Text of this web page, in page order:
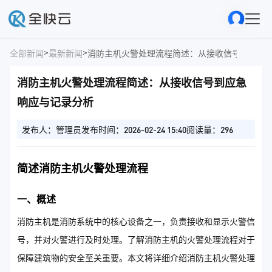
全部新闻>最新新闻>消防主机火警处理流程简述：从接收信号到应急
消防主机火警处理流程简述：从接收信号到应急
响应与记录分析
发布人：管理员发布时间：2026-02-24 15:40阅读量：296
简述消防主机火警处理流程
一、概述
消防主机是消防系统中的核心设备之一，负责接收和显示火警信
号，并对火警进行及时处理。了解消防主机的火警处理流程对于
保障建筑物的安全至关重要。本文将详细介绍消防主机火警处理